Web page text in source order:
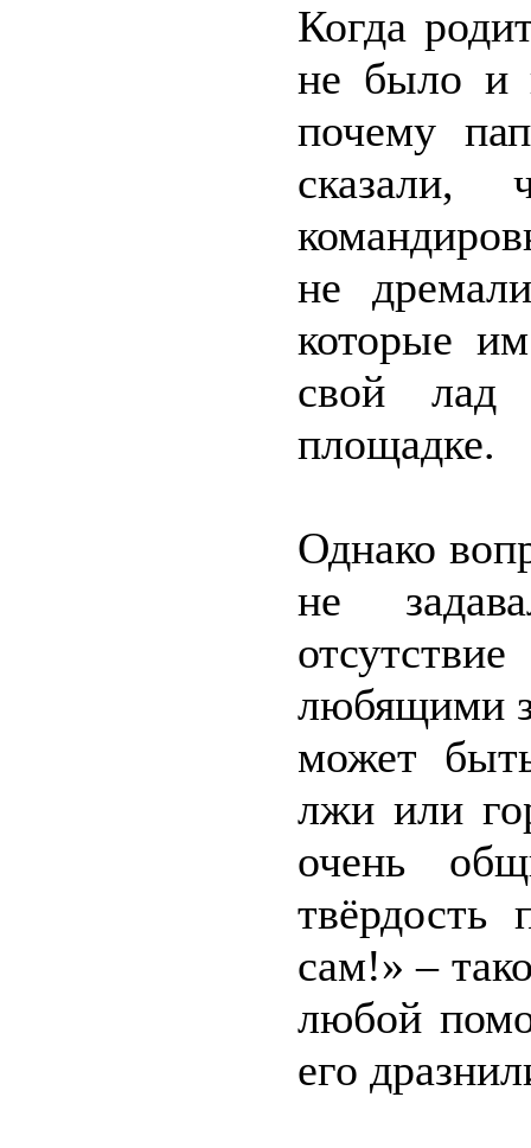
Когда
не было и
почему
не
которые
свой лад
площадке.
Однако
не
любящими
может
лжи или
очень
сам!» –
любой
его